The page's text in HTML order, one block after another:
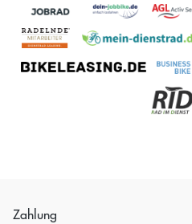
Zahlung